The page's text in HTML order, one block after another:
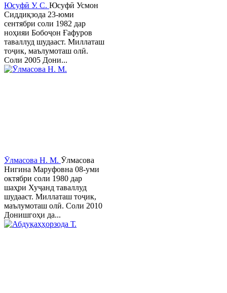
Юсуфӣ У. C. Юсуфӣ Усмон
Сиддиқзода 23-юми
сентябри соли 1982 дар
ноҳияи Бобоҷон Ғафуров
таваллуд шудааст. Миллаташ
тоҷик, маълумоташ олӣ.
Соли 2005 Дони...
Ӯлмасова Н. М. Ӯлмасова
Нигина Маруфовна 08-уми
октябри соли 1980 дар
шаҳри Хуҷанд таваллуд
шудааст. Миллаташ тоҷик,
маълумоташ олӣ. Соли 2010
Донишгоҳи да...